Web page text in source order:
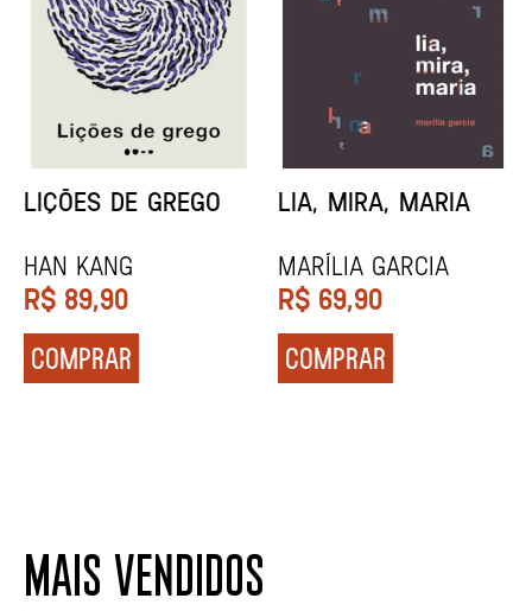
MINHA MÃE E A
Marina Tvetáieva
R$ 49,90
COMPRAR
TODA CAIXA-PRETA
Jeovanna Vieira
R$ 89,90
COMPRAR
MAIS VENDIDOS